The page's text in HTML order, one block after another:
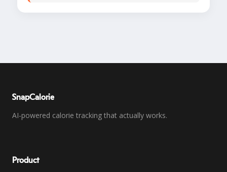
SnapCalorie
AI-powered calorie tracking that actually works.
Product